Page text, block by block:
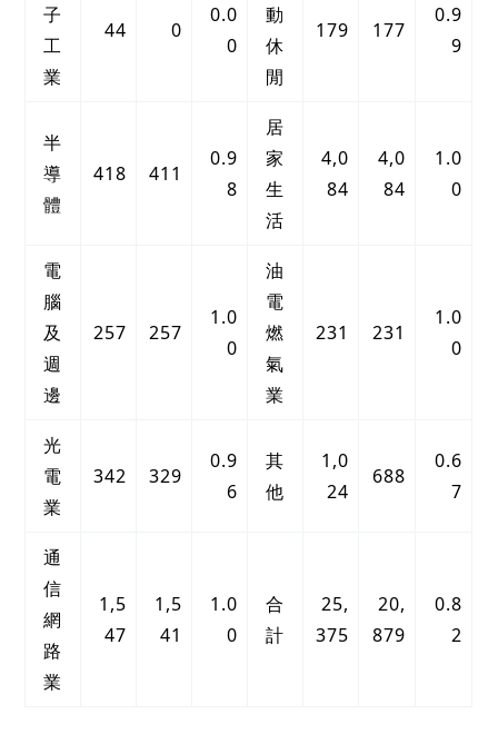
子
工
業
44 0
0.0
0
動
休
閒
179 177
0.9
9
半
導
體
418 411
0.9
8
居
家
生
活
4,0
84
4,0
84
1.0
0
電
腦
及
週
邊
257 257
1.0
0
油
電
燃
氣
業
231 231
1.0
0
光
電
業
342 329
0.9
6
其
他
1,0
24
688
0.6
7
通
信
網
路
業
1,5
47
1,5
41
1.0
0
合
計
25,
375
20,
879
0.8
2